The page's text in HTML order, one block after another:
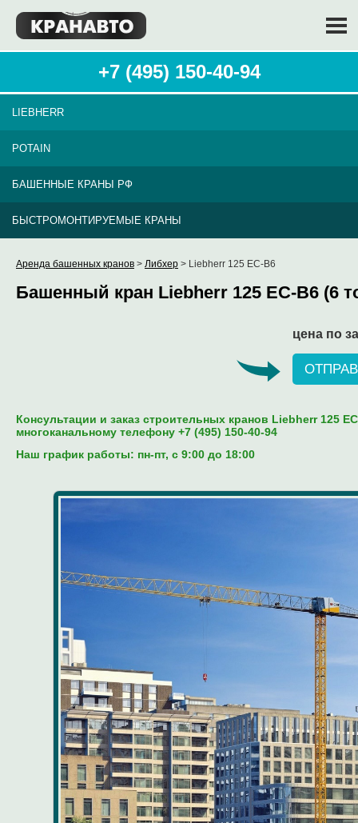
+7 (495) 150-40-94
LIEBHERR
POTAIN
БАШЕННЫЕ КРАНЫ РФ
БЫСТРОМОНТИРУЕМЫЕ КРАНЫ
Аренда башенных кранов > Либхер > Liebherr 125 EC-B6
Башенный кран Liebherr 125 EC-B6 (6
цена по
Консультации и заказ строительных кранов Liebherr 125
многоканальному телефону +7 (495) 150-40-94
Наш график работы: пн-пт, c 9:00 до 18:00